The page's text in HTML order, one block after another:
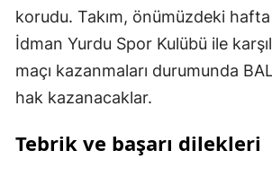
korudu. Takım, önümüzdeki
İdman Yurdu Spor Kulübü ile
maçı kazanmaları durumunda
hak kazanacaklar.
Tebrik ve başarı dilekleri